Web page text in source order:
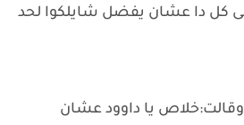
كل دا عشان يفضل شايلكوا لحد
يا داوود عشان